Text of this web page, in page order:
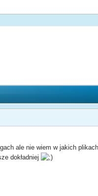
ale nie wiem w jakich
dokładniej